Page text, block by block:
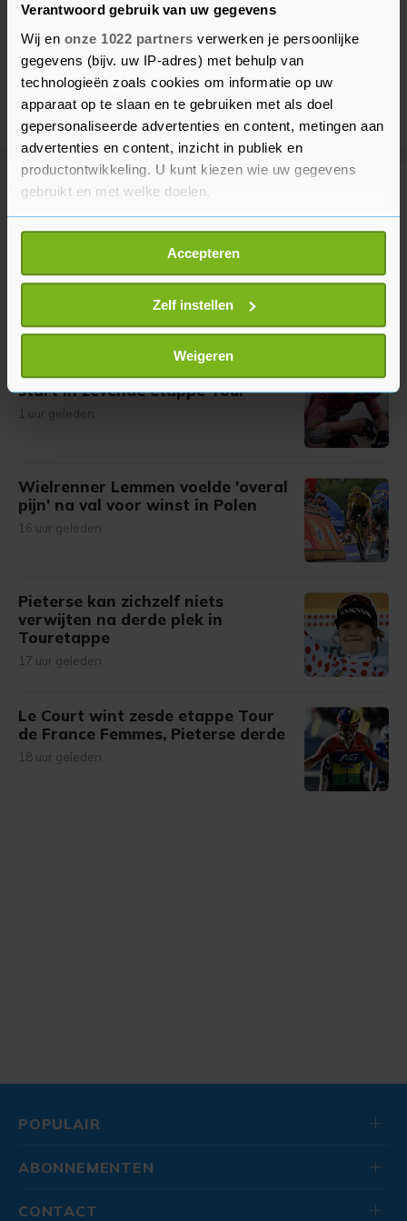
Verantwoord gebruik van uw gegevens
Wij en onze 1022 partners verwerken je persoonlijke
gegevens (bijv. uw IP-adres) met behulp van
technologieën zoals cookies om informatie op uw
apparaat op te slaan en te gebruiken met als doel
gepersonaliseerde advertenties en content, metingen aan
advertenties en content, inzicht in publiek en
productontwikkeling. U kunt kiezen wie uw gegevens
gebruikt en met welke doelen.
Als u het toestaat, willen we ook graag:
Informatie verzamelen over uw geografische
locatie, die tot een paar meter nauwkeurig kan zijn
Uw apparaat identificeren door het actief te
scannen op specifieke eigenschappen (fingerprinting)
Lees meer over hoe uw persoonlijke gegevens worden
verwerkt en stel uw voorkeuren in het
U kunt uw toestemming op elk moment wijzigen of
intrekken in de Cookieverklaring.
bezoek makkelijker en persoonlijker. Op
onze cookiepagina kun je ons cookiebeleid bekijken en je
gemaakte keuze altijd wijzigen of intrekken.
Accepteren
Zelf instellen
Weigeren
Meer uit Sport
Van 't Schip bondscoach van
Kazachstan
Van der Breggen niet meer van
start in zevende etappe Tour
1 uur geleden
Wielrenner Lemmen voelde 'overal
pijn' na val voor winst in Polen
16 uur geleden
Pieterse kan zichzelf niets
verwijten na derde plek in
Touretappe
17 uur geleden
Le Court wint zesde etappe Tour
de France Femmes, Pieterse derde
18 uur geleden
POPULAIR
ABONNEMENTEN
CONTACT